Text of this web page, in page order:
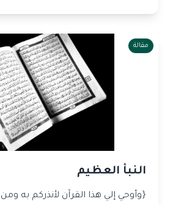
مقالة
النبأ العظيم